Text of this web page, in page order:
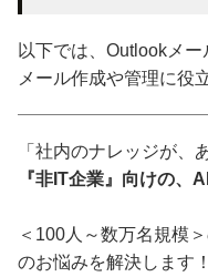
以下では、Outlookメー
メール作成や管理に役
「社内のナレッジが、
『非IT企業』向けの、
＜100人～数万名規模
のお悩みを解決します！